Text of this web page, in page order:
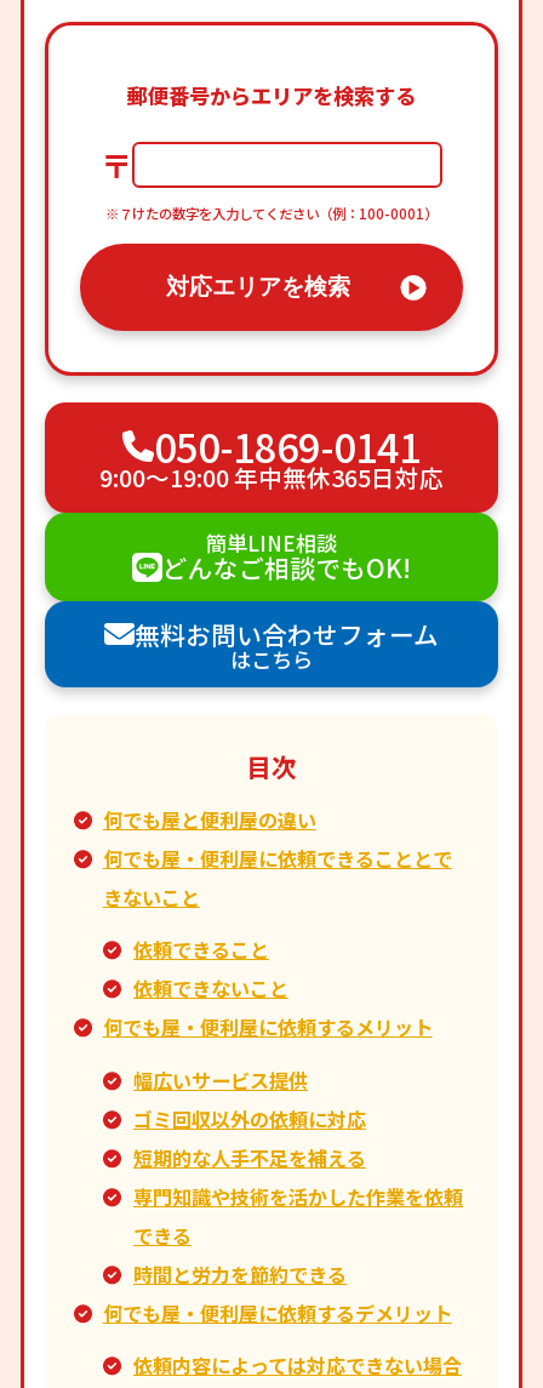
郵便番号からエリアを検索する
〒
※７けたの数字を入力してください（例：100-0001）
対応エリアを検索
050-1869-0141
9:00〜19:00 年中無休365日対応
簡単LINE相談
どんなご相談でもOK!
無料お問い合わせフォーム
はこちら
目次
何でも屋と便利屋の違い
何でも屋・便利屋に依頼できることとで
きないこと
依頼できること
依頼できないこと
何でも屋・便利屋に依頼するメリット
幅広いサービス提供
ゴミ回収以外の依頼に対応
短期的な人手不足を補える
専門知識や技術を活かした作業を依頼
できる
時間と労力を節約できる
何でも屋・便利屋に依頼するデメリット
依頼内容によっては対応できない場合